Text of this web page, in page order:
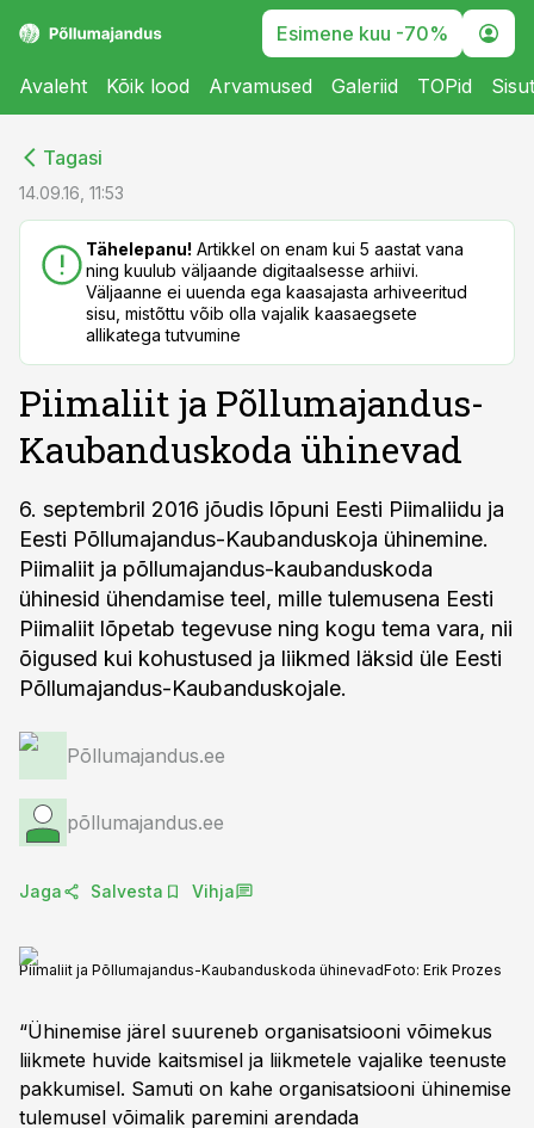
Esimene kuu -70%
Avaleht Kõik lood Arvamused Galeriid TOPid
Tagasi
14.09.16, 11:53
Tähelepanu! Artikkel on enam kui 5 aastat vana
ning kuulub väljaande digitaalsesse arhiivi.
Väljaanne ei uuenda ega kaasajasta arhiveeritud
sisu, mistõttu võib olla vajalik kaasaegsete
allikatega tutvumine
Piimaliit ja Põllumajandus-
Kaubanduskoda ühinevad
6. septembril 2016 jõudis lõpuni Eesti Piimaliidu ja
Eesti Põllumajandus-Kaubanduskoja ühinemine.
Piimaliit ja põllumajandus-kaubanduskoda
ühinesid ühendamise teel, mille tulemusena Eesti
Piimaliit lõpetab tegevuse ning kogu tema vara, nii
õigused kui kohustused ja liikmed läksid üle Eesti
Põllumajandus-Kaubanduskojale.
Põllumajandus.ee
põllumajandus.ee
Jaga Salvesta Vihja
Piimaliit ja Põllumajandus-Kaubanduskoda ühinevadFoto: Erik Prozes
“Ühinemise järel suureneb organisatsiooni võimekus
liikmete huvide kaitsmisel ja liikmetele vajalike teenuste
pakkumisel. Samuti on kahe organisatsiooni ühinemise
tulemusel võimalik paremini arendada